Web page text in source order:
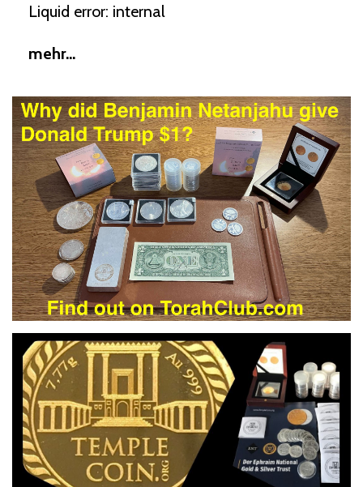
Liquid error: internal
mehr...